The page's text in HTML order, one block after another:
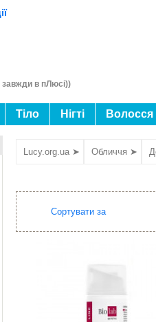
завжди в пЛюсі))
Тіло Нігті Волосся
Lucy.org.ua ➤ Обличчя ➤
Сортувати за